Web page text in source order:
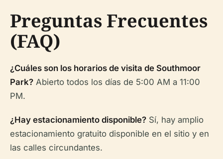
Preguntas Frecuentes
(FAQ)
¿Cuáles son los horarios de visita de Southmoor
Park? Abierto todos los días de 5:00 AM a 11:00
PM.
¿Hay estacionamiento disponible? Sí, hay amplio
estacionamiento gratuito disponible en el sitio y en
las calles circundantes.